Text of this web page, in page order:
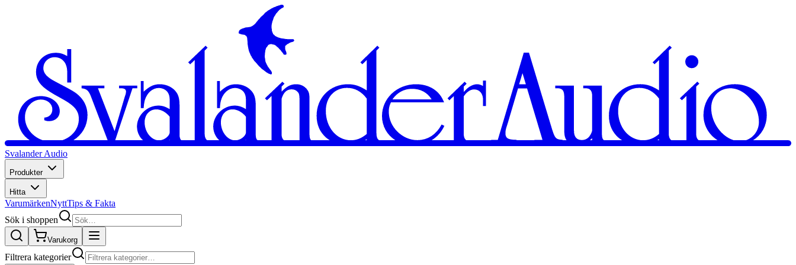
Svalander Audio
Produkter
Hitta
VarumärkenNyttTips & Fakta
Sök i shoppen
Varukorg
Filtrera kategorier